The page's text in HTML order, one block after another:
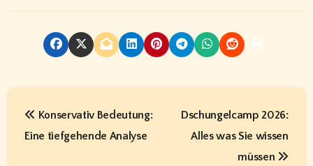
P
Konservativ Bedeutung:
Eine tiefgehende Analyse
Dschungelcamp 2026:
Alles was Sie wissen
müssen